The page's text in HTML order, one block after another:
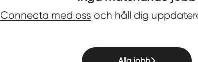
Connecta med oss och håll dig